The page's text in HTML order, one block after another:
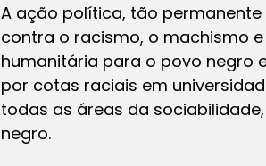
A ação política, tão
contra o racismo, o machismo
humanitária para o povo negro
por cotas raciais em
todas as áreas da
negro.